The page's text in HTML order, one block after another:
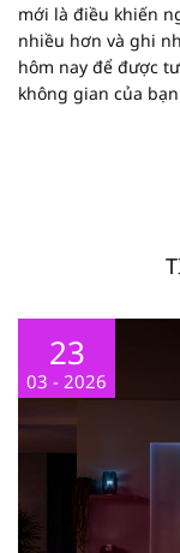
mới là điều khiến
nhiều hơn và ghi
hôm nay để được
không gian của
23
03 - 2026